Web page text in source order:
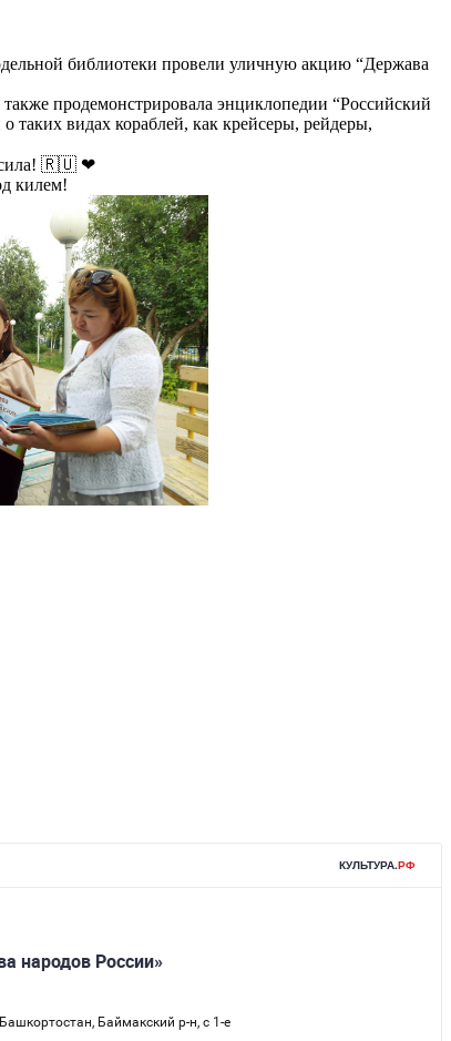
библиотеки провели уличную акцию “Держава
продемонстрировала энциклопедии “Российский
таких видах кораблей, как крейсеры, рейдеры,
сила! 🇷🇺 ❤
килем!